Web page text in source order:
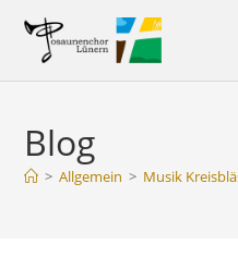
Inhalt
springen
Blog
> Allgemein > Musik